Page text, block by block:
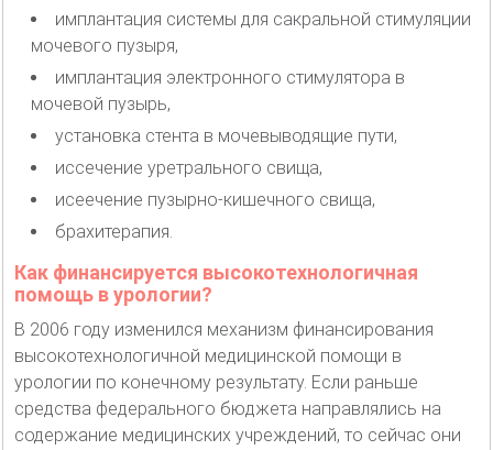
имплантация системы для сакральной стимуляции
мочевого пузыря,
имплантация электронного стимулятора в
мочевой пузырь,
установка стента в мочевыводящие пути,
иссечение уретрального свища,
исеечение пузырно-кишечного свища,
брахитерапия.
Как финансируется высокотехнологичная
помощь в урологии?
В 2006 году изменился механизм финансирования
высокотехнологичной медицинской помощи в
урологии по конечному результату. Если раньше
средства федерального бюджета направлялись на
содержание медицинских учреждений, то сейчас они